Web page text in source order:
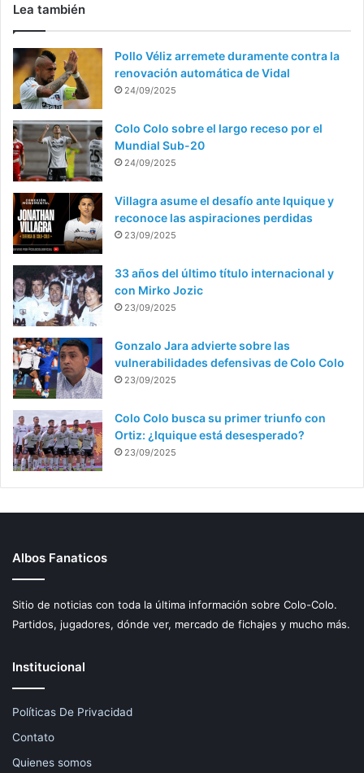
Lea también
Pollo Véliz arremete duramente contra la
renovación automática de Vidal
24/09/2025
Colo Colo sobre el largo receso por el
Mundial Sub-20
24/09/2025
Villagra asume el desafío ante Iquique y
reconoce las aspiraciones perdidas
23/09/2025
33 años del último título internacional y
con Mirko Jozic
23/09/2025
Gonzalo Jara advierte sobre las
vulnerabilidades defensivas de Colo Colo
23/09/2025
Colo Colo busca su primer triunfo con
Ortiz: ¿Iquique está desesperado?
23/09/2025
Albos Fanaticos
Sitio de noticias con toda la última información sobre Colo-Colo.
Partidos, jugadores, dónde ver, mercado de fichajes y mucho más.
Institucional
Políticas De Privacidad
Contato
Quienes somos